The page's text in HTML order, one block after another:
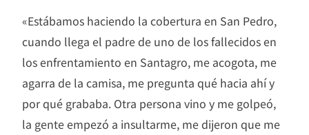
«Estábamos haciendo la cobertura en San Pedro,
cuando llega el padre de uno de los fallecidos en
los enfrentamiento en Santagro, me acogota, me
agarra de la camisa, me pregunta qué hacia ahí y
por qué grababa. Otra persona vino y me golpeó,
la gente empezó a insultarme, me dijeron que me